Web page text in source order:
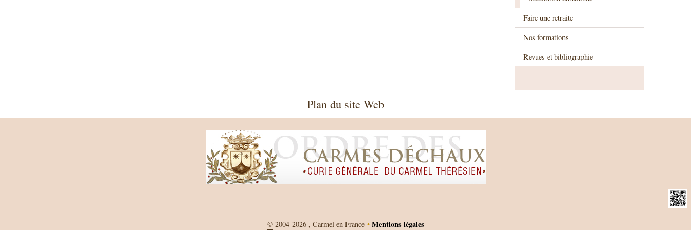
Faire une retraite
Nos formations
Revues et bibliographie
Plan du site Web
©2004-2026 , Carmel en France • Mentions légales